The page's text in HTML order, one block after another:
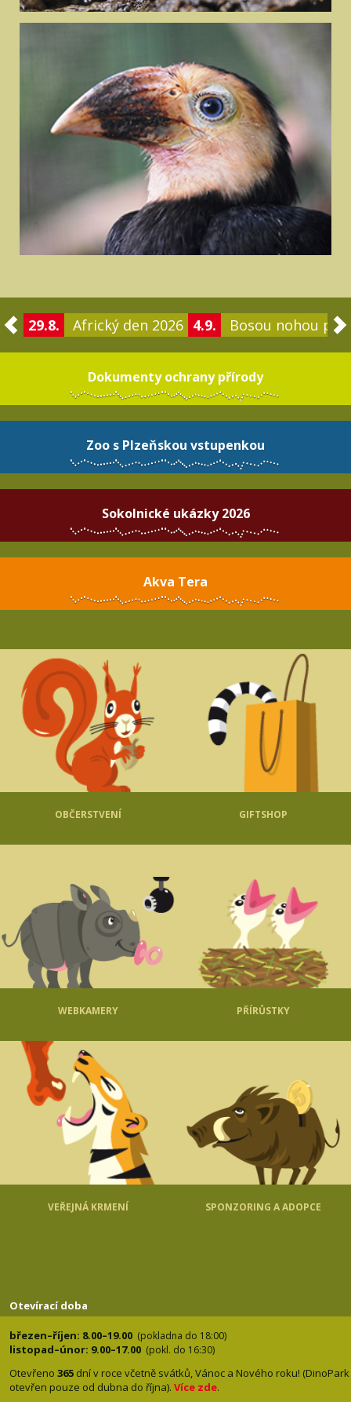
29.8. Africký den 2026 4.9. Bosou nohou po
Dokumenty ochrany přírody
Zoo s Plzeňskou vstupenkou
Sokolnické ukázky 2026
Akva Tera
OBČERSTVENÍ GIFTSHOP
WEBKAMERY PŘÍRŮSTKY
VEŘEJNÁ KRMENÍ SPONZORING A ADOPCE
Otevírací doba
březen–říjen: 8.00–19.00 (pokladna do 18:00)
listopad–únor: 9.00–17.00 (pokl. do 16:30)
Otevřeno 365 dní v roce včetně svátků, Vánoc a Nového roku! (DinoPark
otevřen pouze od dubna do října). Více zde.